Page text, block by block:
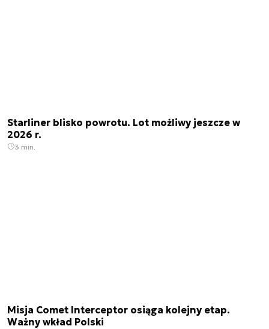
Starliner blisko powrotu. Lot możliwy jeszcze w
2026 r.
3 min.
Misja Comet Interceptor osiąga kolejny etap.
Ważny wkład Polski